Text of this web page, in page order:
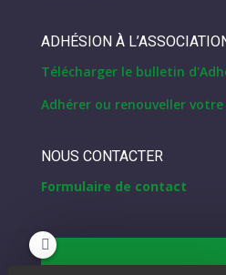
ADHÉSION À
Télécharger le bulletin
Adhérer ou renouveller
NOUS CONTACTER
Formulaire de contact
NEWSLETTER